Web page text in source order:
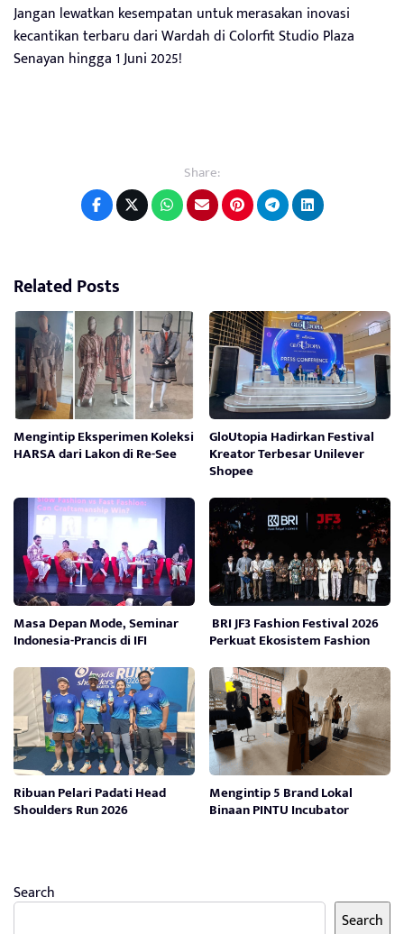
Jangan lewatkan kesempatan untuk merasakan inovasi
kecantikan terbaru dari Wardah di Colorfit Studio Plaza
Senayan hingga 1 Juni 2025!
Share:
Related Posts
Mengintip Eksperimen Koleksi
HARSA dari Lakon di Re-See
GloUtopia Hadirkan Festival
Kreator Terbesar Unilever
Shopee
Masa Depan Mode, Seminar
Indonesia-Prancis di IFI
BRI JF3 Fashion Festival 2026
Perkuat Ekosistem Fashion
Ribuan Pelari Padati Head
Shoulders Run 2026
Mengintip 5 Brand Lokal
Binaan PINTU Incubator
Search
Search